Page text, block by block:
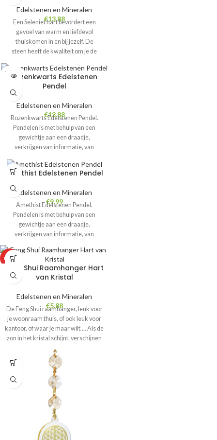
Edelstenen en Mineralen
€13.88
Een Seleniet hart bevordert een
gevoel van warm en liefdevol
thuiskomen in en bij jezelf. De
steen heeft de kwaliteit om je de
zien. Door zijn fijne harmoniserende,
zuiverende en beschermende
energie is deze steen ook zeer
kinderkamer. Om bij je te dragen, of
als cadeautje voor een geliefde.
SOLD
OUT
Rozenkwarts Edelstenen
Pendel
Edelstenen en Mineralen
€13.88
Rozenkwarts Edelstenen Pendel.
Pendelen is met behulp van een
gewichtje aan een draadje,
verkrijgen van informatie, van
het opsporen van materiële
voorwerpen. Deze mooie kristallen
pendel in gemaakt van top kwaliteit
Rozenkwarts edelsteen, en
bevordert de mediamieke aanleg, de
helderziendheid, alsook de
buitenzintuiglijke waarnemingen.
Amethist Edelstenen Pendel
Edelstenen en Mineralen
€9.99
Amethist Edelstenen Pendel.
Pendelen is met behulp van een
gewichtje aan een draadje,
verkrijgen van informatie, van
het opsporen van materiële
voorwerpen. Deze mooie kristallen
pendel in gemaakt van top kwaliteit
helderziendheid, alsook de
buitenzintuiglijke waarnemingen.
HOT
Feng Shui Raamhanger Hart
van Kristal
Edelstenen en Mineralen
€5.88
De Feng Shui raamhanger, leuk voor
je woonraam thuis, of ook leuk voor
kantoor, of waar je maar wilt.... Als de
zon in het kristal schijnt, verschijnen
vele regenboogjes die de omgeving
vullen met liefde en bescherming.